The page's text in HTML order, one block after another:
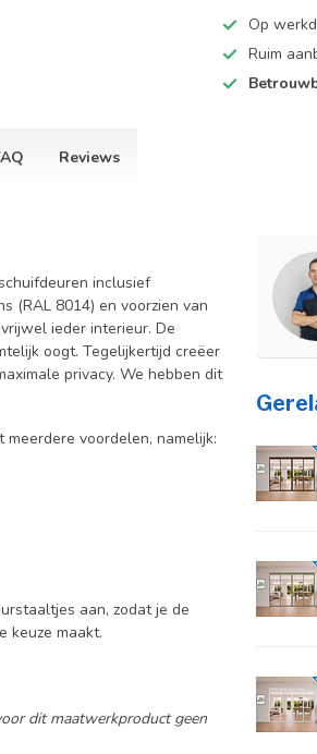
Op
Ruim
Reviews
inclusief
(RAL 8014) en voorzien van
ieder interieur. De
oogt. Tegelijkertijd creëer
privacy. We hebben dit
voordelen, namelijk:
aan, zodat je de
keuze maakt.
dit maatwerkproduct geen